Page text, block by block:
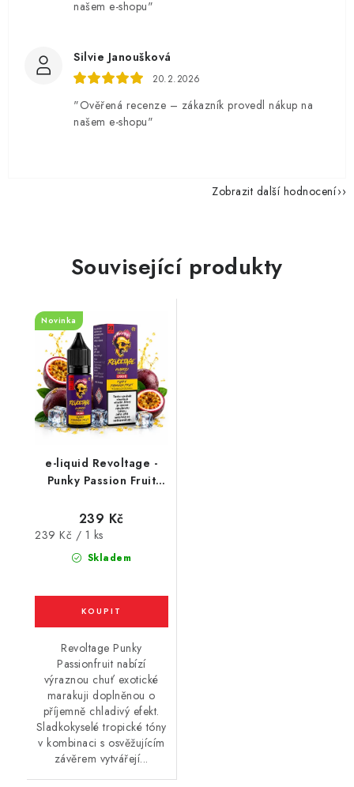
našem e-shopu"
Silvie Janoušková
20.2.2026
"Ověřená recenze – zákazník provedl nákup na
našem e-shopu"
Zobrazit další hodnocení
Související produkty
e-liquid Revoltage -
Punky Passion Fruit
10ml / 20mg
Novinka
Skladem
239 Kč
Měrná
239 Kč / 1 ks
Revoltage Punky
Passionfruit nabízí
výraznou chuť exotické
marakuji doplněnou o
příjemně chladivý efekt.
Sladkokyselé tropické tóny
v kombinaci s osvěžujícím
závěrem vytvářejí...